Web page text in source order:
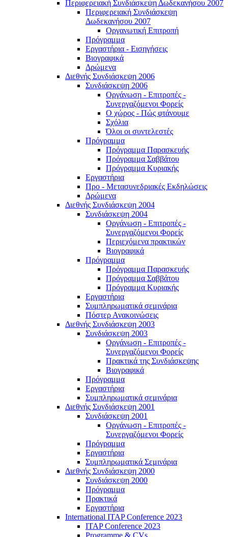
Περιφερειακή Συνδιάσκεψη Δωδεκανήσου 2007
Περιφερειακή Συνδιάσκεψη
Δωδεκανήσου 2007
Οργανωτική Επιτροπή
Πρόγραμμα
Εργαστήρια - Εισηγήσεις
Βιογραφικά
Δρώμενα
Διεθνής Συνδιάσκεψη 2006
Συνδιάσκεψη 2006
Οργάνωση - Επιτροπές -
Συνεργαζόμενοι Φορείς
Ο χώρος - Πώς φτάνουμε
Σχόλια
Όλοι οι συντελεστές
Πρόγραμμα
Πρόγραμμα Παρασκευής
Πρόγραμμα Σαββάτου
Πρόγραμμα Κυριακής
Εργαστήρια
Προ - Μετασυνεδριακές Εκδηλώσεις
Δρώμενα
Διεθνής Συνδιάσκεψη 2004
Συνδιάσκεψη 2004
Οργάνωση - Επιτροπές -
Συνεργαζόμενοι Φορείς
Περιεχόμενα πρακτικών
Βιογραφικά
Πρόγραμμα
Πρόγραμμα Παρασκευής
Πρόγραμμα Σαββάτου
Πρόγραμμα Κυριακής
Εργαστήρια
Συμπληρωματικά σεμινάρια
Πόστερ Ανακοινώσεις
Διεθνής Συνδιάσκεψη 2003
Συνδιάσκεψη 2003
Οργάνωση - Επιτροπές -
Συνεργαζόμενοι Φορείς
Πρακτικά της Συνδιάσκεψης
Βιογραφικά
Πρόγραμμα
Εργαστήρια
Συμπληρωματικά σεμινάρια
Διεθνής Συνδιάσκεψη 2001
Συνδιάσκεψη 2001
Οργάνωση - Επιτροπές -
Συνεργαζόμενοι Φορείς
Πρόγραμμα
Εργαστήρια
Συμπληρωματικά Σεμινάρια
Διεθνής Συνδιάσκεψη 2000
Συνδιάσκεψη 2000
Πρόγραμμα
Πρακτικά
Εργαστήρια
International ITAP Conference 2023
ITAP Conference 2023
Programme & CVs